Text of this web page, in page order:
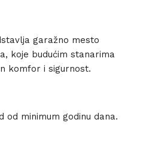
garažno mesto
koje budućim stanarima
komfor i sigurnost.
od minimum godinu dana.